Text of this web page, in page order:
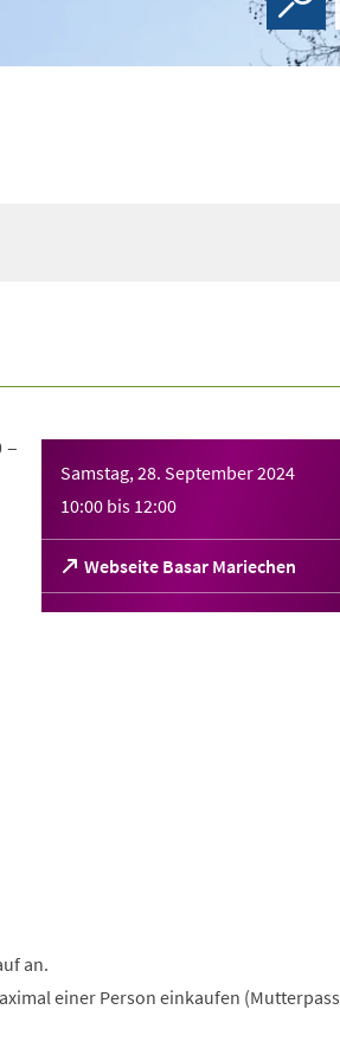
Samstag, 28. September 2024
10:00 bis 12:00
Webseite Basar Mariechen
(Öffnet
in
einem
–
an.
einer Person einkaufen (Mutterpass